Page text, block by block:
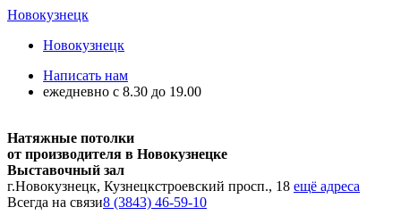
Новокузнецк
Новокузнецк
Написать нам
ежедневно с 8.30 до 19.00
Натяжные потолки
от производителя в Новокузнецке
Выставочный зал
г.Новокузнецк, Кузнецкстроевский просп., 18 ещё адреса
Всегда на связи8 (3843) 46-59-10